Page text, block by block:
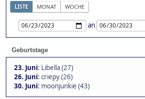
LISTE MONAT WOCHE
an
Geburtstage
23. Juni: Libella (27)
26. Juni: criepy (26)
30. Juni: moonjunkie (43)